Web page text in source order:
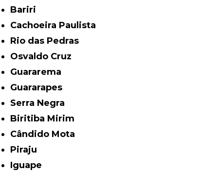
Bariri
Cachoeira Paulista
Rio das Pedras
Osvaldo Cruz
Guararema
Guararapes
Serra Negra
Biritiba Mirim
Cândido Mota
Piraju
Iguape